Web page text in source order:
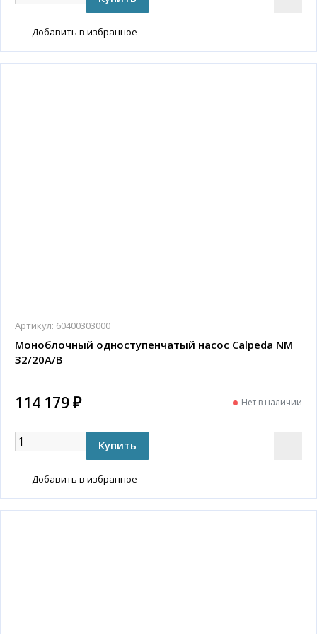
Добавить в избранное
Артикул: 60400303000
Моноблочный одноступенчатый насос Calpeda NM
32/20A/B
114 179 ₽ Нет в наличии
Добавить в избранное